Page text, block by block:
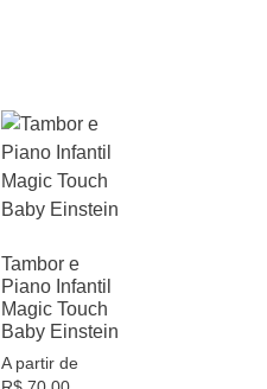
Tambor e
Piano Infantil
Magic Touch
Baby Einstein
A partir de